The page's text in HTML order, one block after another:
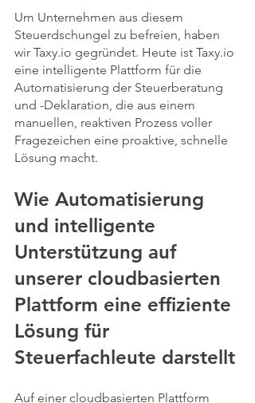
Um Unternehmen aus diesem
Steuerdschungel zu befreien, haben
wir Taxy.io gegründet. Heute ist Taxy.io
eine intelligente Plattform für die
Automatisierung der Steuerberatung
und -Deklaration, die aus einem
manuellen, reaktiven Prozess voller
Fragezeichen eine proaktive, schnelle
Lösung macht.
Wie Automatisierung
und intelligente
Unterstützung auf
unserer cloudbasierten
Plattform eine effiziente
Lösung für
Steuerfachleute darstellt
Auf einer cloudbasierten Plattform